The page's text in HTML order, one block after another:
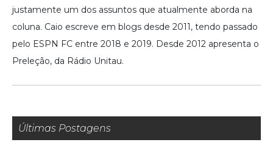
justamente um dos assuntos que atualmente aborda na
coluna. Caio escreve em blogs desde 2011, tendo passado
pelo ESPN FC entre 2018 e 2019. Desde 2012 apresenta o
Preleção, da Rádio Unitau.
Últimas Postagens